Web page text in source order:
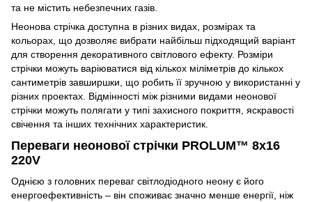
та не містить небезпечних газів.
Неонова стрічка доступна в різних видах, розмірах та
кольорах, що дозволяє вибрати найбільш підходящий варіант
для створення декоративного світлового ефекту. Розміри
стрічки можуть варіюватися від кількох міліметрів до кількох
сантиметрів завширшки, що робить її зручною у використанні у
різних проектах. Відмінності між різними видами неонової
стрічки можуть полягати у типі захисного покриття, яскравості
свічення та інших технічних характеристик.
Переваги неонової стрічки PROLUM™ 8x16
220V
Однією з головних переваг світлодіодного неону є його
енергоефективність – він споживає значно менше енергії, ніж